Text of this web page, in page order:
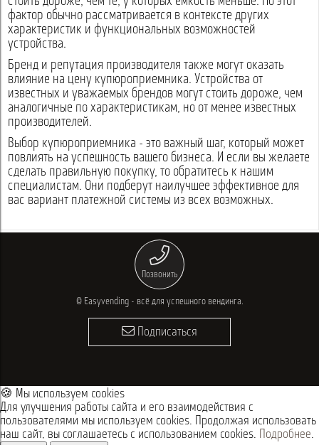
фактор обычно рассматривается в контексте других
характеристик и функциональных возможностей
устройства.
Бренд и репутация производителя также могут оказать
влияние на цену купюроприемника. Устройства от
известных и уважаемых брендов могут стоить дороже, чем
аналогичные по характеристикам, но от менее известных
производителей.
Выбор купюроприемника - это важный шаг, который может
повлиять на успешность вашего бизнеса. И если вы желаете
сделать правильную покупку, то обратитесь к нашим
специалистам. Они подберут наилучшее эффективное для
вас вариант платежной системы из всех возможных.
Позвонить
© Easyvending - всё для успешного вендинга.
Подписаться
🍪 Мы используем cookies
Для улучшения работы сайта и его взаимодействия с
пользователями мы используем cookies. Продолжая использовать
наш сайт, вы соглашаетесь с использованием cookies. Подробнее.